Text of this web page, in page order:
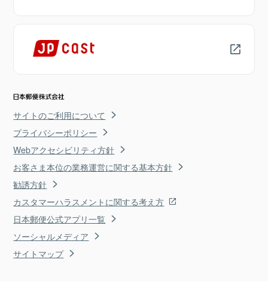
サイトのご利用について
プライバシーポリシー
Webアクセシビリティ方針
お客さま本位の業務運営に関する基本方針
勧誘方針
カスタマーハラスメントに関する考え方
日本郵便公式アプリ一覧
ソーシャルメディア
サイトマップ